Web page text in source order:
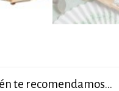
te recomendamos…